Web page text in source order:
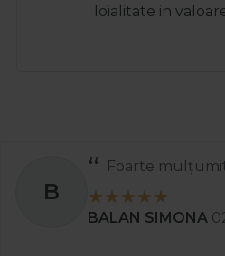
loialitate in
S
Recomand
Stanciu Aura